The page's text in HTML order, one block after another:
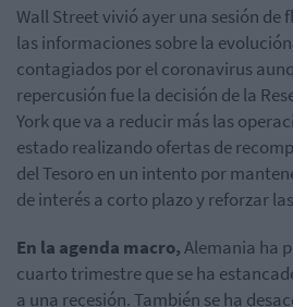
Wall Street vivió ayer una sesión de
las informaciones sobre la
contagiados por el coronavirus
repercusión fue la decisión de la
York que va a reducir más las
estado realizando ofertas de
del Tesoro en un intento por
de interés a corto plazo y reforzar
En la agenda macro,Alemania ha
cuarto trimestre que se ha
a una recesión. También se ha